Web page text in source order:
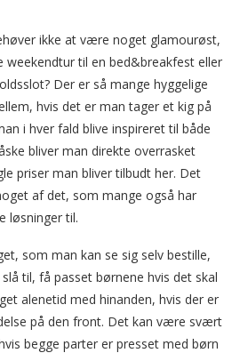
ikke at være noget glamourøst,
weekendtur til en bed&breakfest eller
Der er så mange hyggelige
hvis det er man tager et kig på
i hver fald blive inspireret til både
bliver man direkte overrasket
priser man bliver tilbudt her. Det
af det, som mange også har
løsninger til.
som man kan se sig selv bestille,
til, få passet børnene hvis det skal
alenetid med hinanden, hvis der er
på den front. Det kan være svært
begge parter er presset med børn